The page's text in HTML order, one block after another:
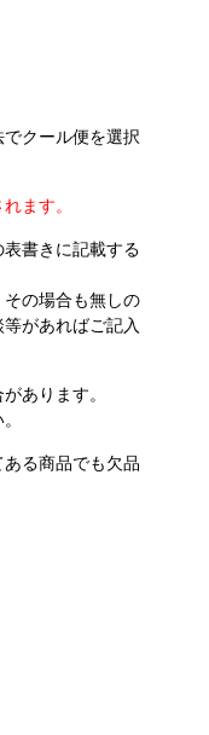
クール便を選択
ます。
書きに記載する
の場合も無しの
があればご記入
あります。
る商品でも欠品